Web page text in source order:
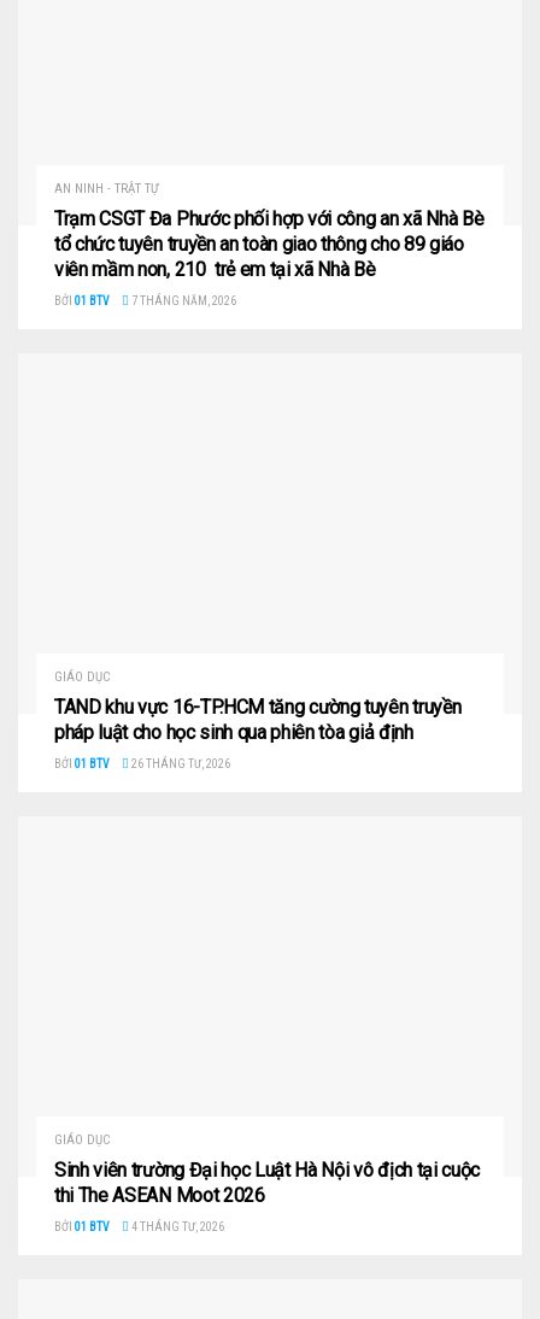
AN NINH - TRẬT TỰ
Trạm CSGT Đa Phước phối hợp với công an xã Nhà Bè
tổ chức tuyên truyền an toàn giao thông cho 89 giáo
viên mầm non, 210 trẻ em tại xã Nhà Bè
BỞI 01 BTV 7 THÁNG NĂM, 2026
GIÁO DỤC
TAND khu vực 16-TP.HCM tăng cường tuyên truyền
pháp luật cho học sinh qua phiên tòa giả định
BỞI 01 BTV 26 THÁNG TƯ, 2026
GIÁO DỤC
Sinh viên trường Đại học Luật Hà Nội vô địch tại cuộc
thi The ASEAN Moot 2026
BỞI 01 BTV 4 THÁNG TƯ, 2026